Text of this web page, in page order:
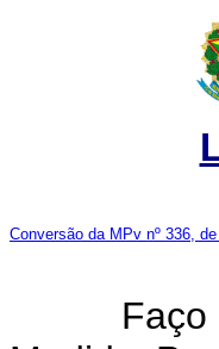
Conversão da MPv nº 336,
Faço